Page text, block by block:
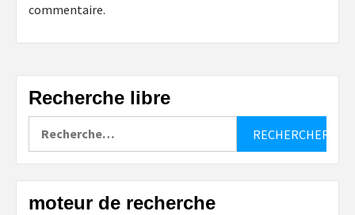
commentaire.
Recherche libre
moteur de recherche